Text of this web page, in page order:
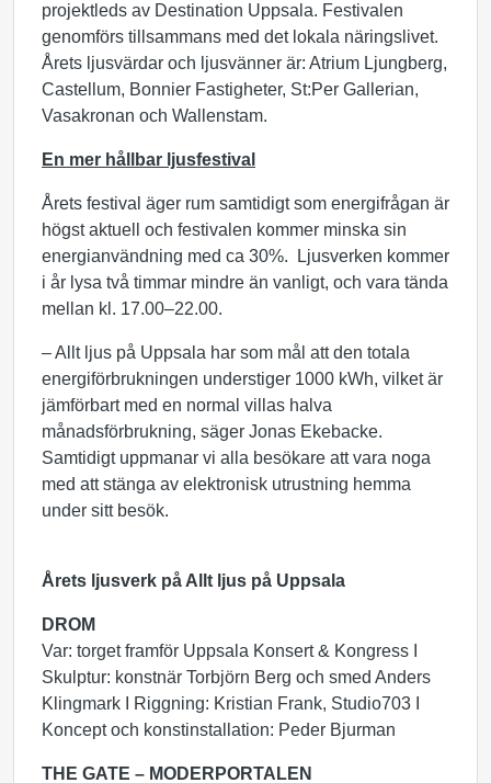
projektleds av Destination Uppsala. Festivalen
genomförs tillsammans med det lokala näringslivet.
Årets ljusvärdar och ljusvänner är: Atrium Ljungberg,
Castellum, Bonnier Fastigheter, St:Per Gallerian,
Vasakronan och Wallenstam.
En mer hållbar ljusfestival
Årets festival äger rum samtidigt som energifrågan är
högst aktuell och festivalen kommer minska sin
energianvändning med ca 30%. Ljusverken kommer
i år lysa två timmar mindre än vanligt, och vara tända
mellan kl. 17.00–22.00.
– Allt ljus på Uppsala har som mål att den totala
energiförbrukningen understiger 1000 kWh, vilket är
jämförbart med en normal villas halva
månadsförbrukning, säger Jonas Ekebacke.
Samtidigt uppmanar vi alla besökare att vara noga
med att stänga av elektronisk utrustning hemma
under sitt besök.
Årets ljusverk på Allt ljus på Uppsala
DROM
Var: torget framför Uppsala Konsert & Kongress I
Skulptur: konstnär Torbjörn Berg och smed Anders
Klingmark I Riggning: Kristian Frank, Studio703 I
Koncept och konstinstallation: Peder Bjurman
THE GATE – MODERPORTALEN